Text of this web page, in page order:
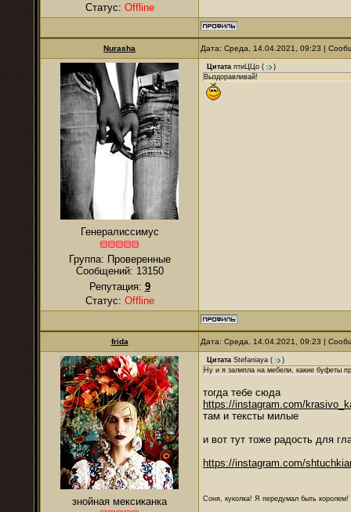
Статус: Offline
Nurаsha Дата: Среда, 14.04.2021, 09:23 |
Генералиссимус
Группа: Проверенные
Сообщений: 13150
Репутация: 9
Статус: Offline
Цитата птиЦЦо (
)
Выздоравливай!
frida Дата: Среда, 14.04.2021, 09:23 |
знойная мексиканка
Цитата Stefaniaya (
)
Ну и я залипла на мебели, какие буфеты
тогда тебе сюда
https://instagram.com/
там и тексты милые
и вот тут тоже радость для
https://instagram.com/
Соня, куколка! Я передумал быть